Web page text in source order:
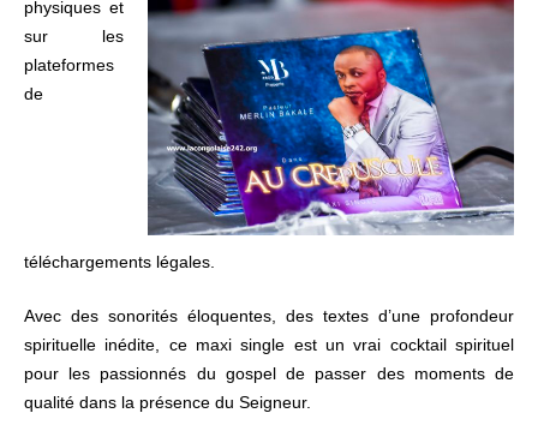
physiques et
sur les
plateformes
de
téléchargements légales.
Avec des sonorités éloquentes, des textes d’une profondeur
spirituelle inédite, ce maxi single est un vrai cocktail spirituel
pour les passionnés du gospel de passer des moments de
qualité dans la présence du Seigneur.